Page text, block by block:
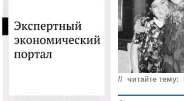
// читайте тему: